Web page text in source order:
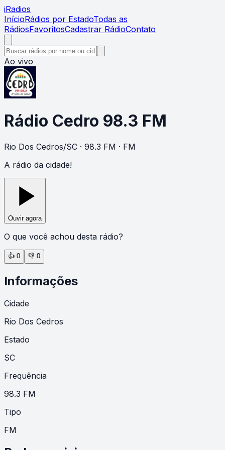
iRadios
InícioRádios por EstadoTodas as
RádiosFavoritosCadastrar RádioContato
Ao vivo
Rádio Cedro 98.3 FM
Rio Dos Cedros/SC · 98.3 FM · FM
A rádio da cidade!
Ouvir agora
O que você achou desta rádio?
👍 0 👎 0
Informações
Cidade
Rio Dos Cedros
Estado
SC
Frequência
98.3 FM
Tipo
FM